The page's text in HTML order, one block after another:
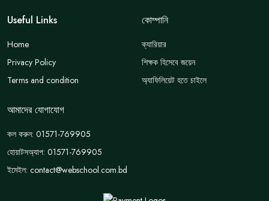
Useful Links
Home
Privacy Policy
Terms and condition
কোম্পানি
ক্যারিয়ার
শিক্ষক হিসেবে জয়েন
অ্যাফিলিয়েট হতে চাইলে
আমাদের যোগাযোগ
কল করুন: 01571-769905
হোয়াটসঅ্যাপ: 01571-769905
ইমেইল: contact@webschool.com.bd